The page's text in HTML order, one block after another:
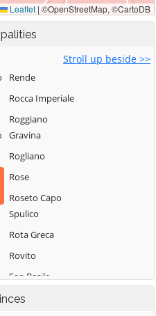
Stroll up beside >>
Rende
Rocca Imperiale
Roggiano
Gravina
Rogliano
Rose
Roseto Capo
Spulico
Rota Greca
Rovito
San Basile
San Benedetto